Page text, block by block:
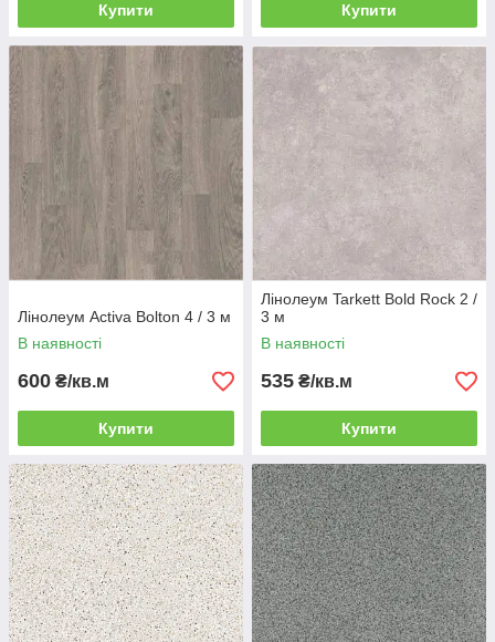
Купити Купити
Лінолеум Activa Bolton 4 / 3 м
В наявності
600 ₴/кв.м
Купити
Лінолеум Tarkett Bold Rock 2 /
3 м
В наявності
535 ₴/кв.м
Купити